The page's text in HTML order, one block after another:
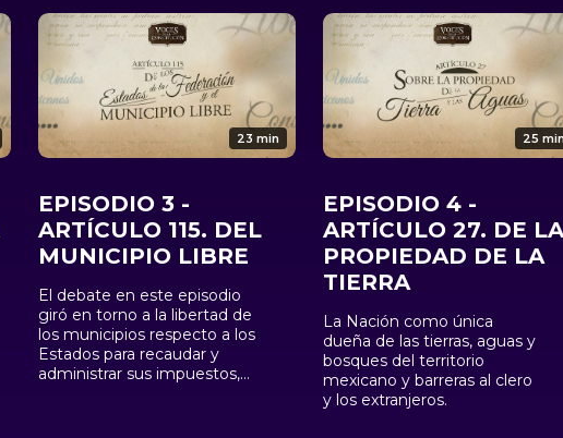
23 min
EPISODIO 3 -
ARTÍCULO 115. DEL
MUNICIPIO LIBRE
El debate en este episodio
giró en torno a la libertad de
los municipios respecto a los
Estados para recaudar y
administrar sus impuestos,
25 min
EPISODIO 4 -
ARTÍCULO 27. DE
PROPIEDAD DE LA
TIERRA
La Nación como única
dueña de las tierras, aguas y
bosques del territorio
mexicano y barreras al clero
y los extranjeros.